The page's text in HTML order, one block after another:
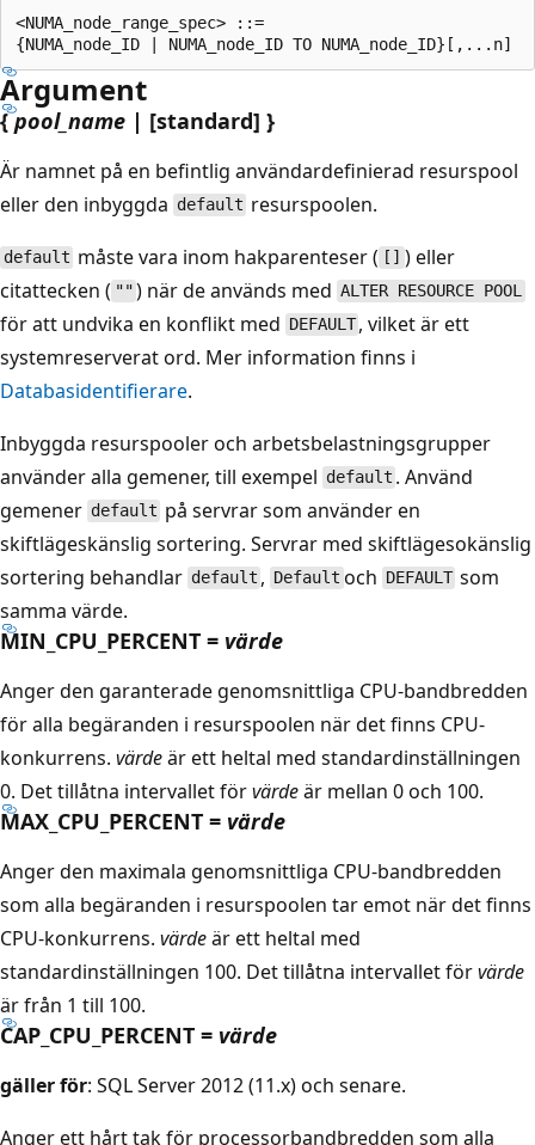
<NUMA_node_range_spec> ::=
Argument
{pool_name | [standard] }
Är namnet på en befintlig användardefinierad resurspool
eller den inbyggda default resurspoolen.
default måste vara inom hakparenteser ( [] ) eller
citattecken ( "" ) när de används med ALTER RESOURCE POOL
för att undvika en konflikt med DEFAULT , vilket är ett
systemreserverat ord. Mer information finns i
Databasidentifierare.
Inbyggda resurspooler och arbetsbelastningsgrupper
använder alla gemener, till exempel default . Använd
gemener default på servrar som använder en
skiftlägeskänslig sortering. Servrar med skiftlägesokänslig
sortering behandlar default , Default och DEFAULT som
samma värde.
MIN_CPU_PERCENT = värde
Anger den garanterade genomsnittliga CPU-bandbredden
för alla begäranden i resurspoolen när det finns CPU-
konkurrens. värdeär ett heltal med standardinställningen
0. Det tillåtna intervallet förvärdeär mellan 0 och 100.
MAX_CPU_PERCENT = värde
Anger den maximala genomsnittliga CPU-bandbredden
som alla begäranden i resurspoolen tar emot när det finns
CPU-konkurrens. värdeär ett heltal med
standardinställningen 100. Det tillåtna intervallet förvärde
är från 1 till 100.
CAP_CPU_PERCENT = värde
gäller för: SQL Server 2012 (11.x) och senare.
Anger ett hårt tak för processorbandbredden som alla